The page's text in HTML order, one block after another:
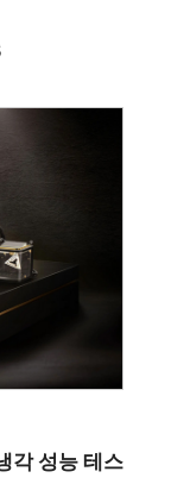
각 성능 테스